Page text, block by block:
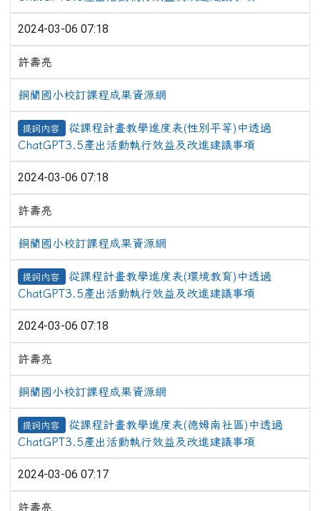
2024-03-06 07:18
許壽亮
銅蘭國小校訂課程成果資源網
提詞內容
從課程計畫教學進度表(性別平等)中透過
ChatGPT3.5產出活動執行效益及改進建議事項
2024-03-06 07:18
許壽亮
銅蘭國小校訂課程成果資源網
提詞內容
從課程計畫教學進度表(環境教育)中透過
ChatGPT3.5產出活動執行效益及改進建議事項
2024-03-06 07:18
許壽亮
銅蘭國小校訂課程成果資源網
提詞內容
從課程計畫教學進度表(德姆南社區)中透過
ChatGPT3.5產出活動執行效益及改進建議事項
2024-03-06 07:17
許壽亮